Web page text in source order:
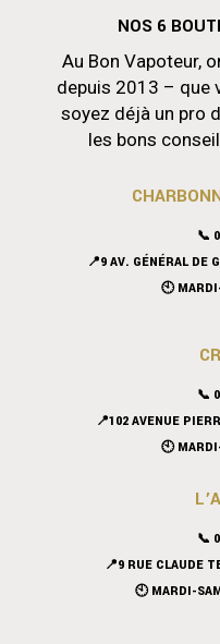
NOS 6
Au Bon Vapoteur,
depuis 2013 – que
soyez déjà un pro
les bons
📞
📍9 AV. GÉNÉRAL DE
🕙
📞
📍102 AVENUE
🕙
📞
📍9 RUE CLAUDE
🕙 MARDI-